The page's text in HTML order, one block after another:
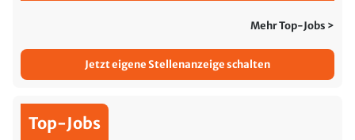
Mehr Top-Jobs >
Jetzt eigene Stellenanzeige schalten
Top-Jobs